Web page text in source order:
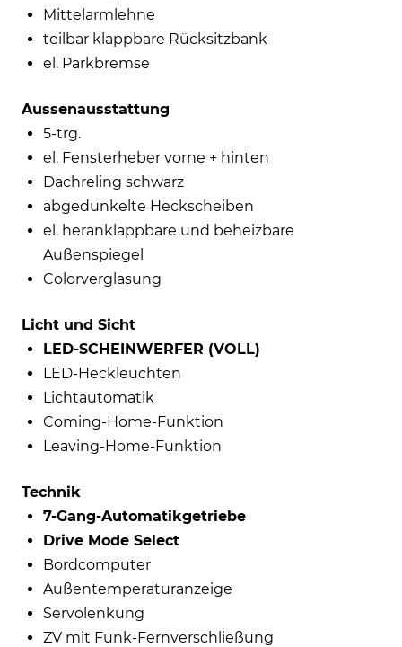
Mittelarmlehne
teilbar klappbare Rücksitzbank
el. Parkbremse
Aussenausstattung
5-trg.
el. Fensterheber vorne + hinten
Dachreling schwarz
abgedunkelte Heckscheiben
el. heranklappbare und beheizbare
Außenspiegel
Colorverglasung
Licht und Sicht
LED-SCHEINWERFER (VOLL)
LED-Heckleuchten
Lichtautomatik
Coming-Home-Funktion
Leaving-Home-Funktion
Technik
7-Gang-Automatikgetriebe
Drive Mode Select
Bordcomputer
Außentemperaturanzeige
Servolenkung
ZV mit Funk-Fernverschließung